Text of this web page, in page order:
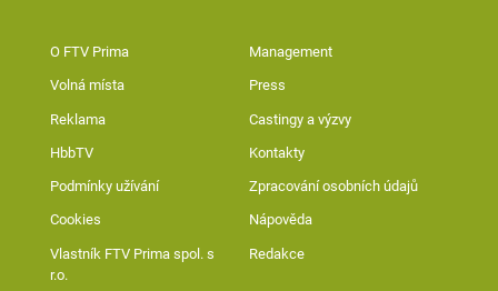
O FTV Prima Management
Volná místa Press
Reklama Castingy a výzvy
HbbTV Kontakty
Podmínky užívání Zpracování osobních údajů
Cookies Nápověda
Vlastník FTV Prima spol. s
r.o.
Redakce